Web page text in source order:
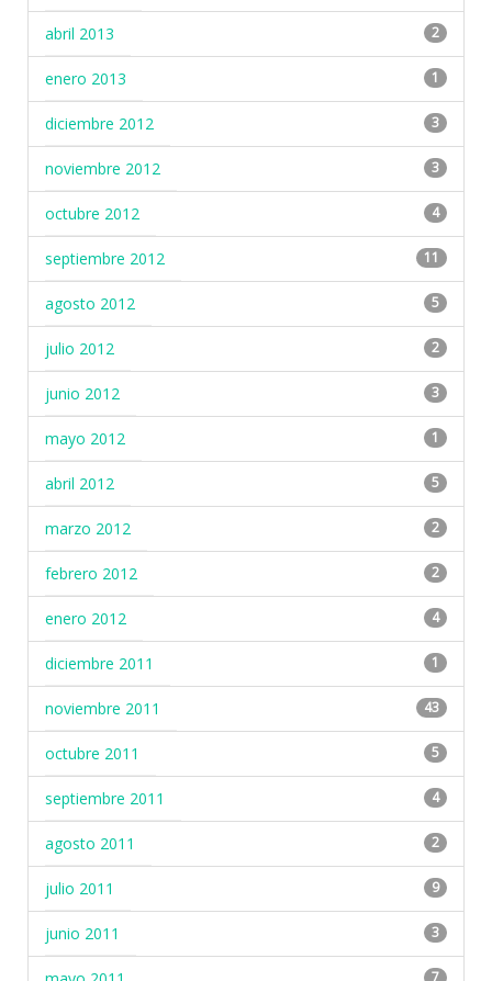
abril 2013 2
enero 2013 1
diciembre 2012 3
noviembre 2012 3
octubre 2012 4
septiembre 2012 11
agosto 2012 5
julio 2012 2
junio 2012 3
mayo 2012 1
abril 2012 5
marzo 2012 2
febrero 2012 2
enero 2012 4
diciembre 2011 1
noviembre 2011 43
octubre 2011 5
septiembre 2011 4
agosto 2011 2
julio 2011 9
junio 2011 3
7